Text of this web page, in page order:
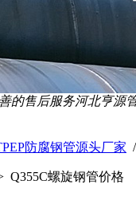
的售后服务河北亨源
防腐钢管源头厂家 /
Q355C螺旋钢管价格